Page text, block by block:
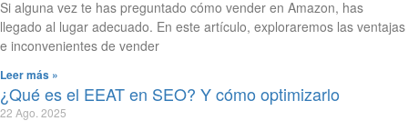
Si alguna vez te has preguntado cómo vender en Amazon, has
llegado al lugar adecuado. En este artículo, exploraremos las ventajas
e inconvenientes de vender
Leer más »
¿Qué es el EEAT en SEO? Y cómo optimizarlo
22 Ago. 2025